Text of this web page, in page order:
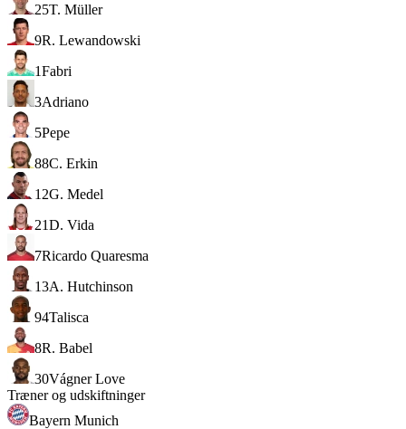
25T. Müller
9R. Lewandowski
1Fabri
3Adriano
5Pepe
88C. Erkin
12G. Medel
21D. Vida
7Ricardo Quaresma
13A. Hutchinson
94Talisca
8R. Babel
30Vágner Love
Træner og udskiftninger
Bayern Munich